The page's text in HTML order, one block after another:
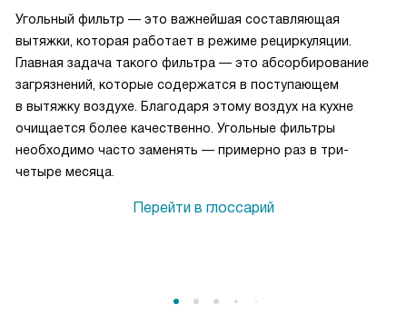
Угольный фильтр — это важнейшая составляющая
вытяжки, которая работает в режиме рециркуляции.
Главная задача такого фильтра — это абсорбирование
загрязнений, которые содержатся в поступающем
в вытяжку воздухе. Благодаря этому воздух на кухне
очищается более качественно. Угольные фильтры
необходимо часто заменять — примерно раз в три-
четыре месяца.
Перейти в глоссарий